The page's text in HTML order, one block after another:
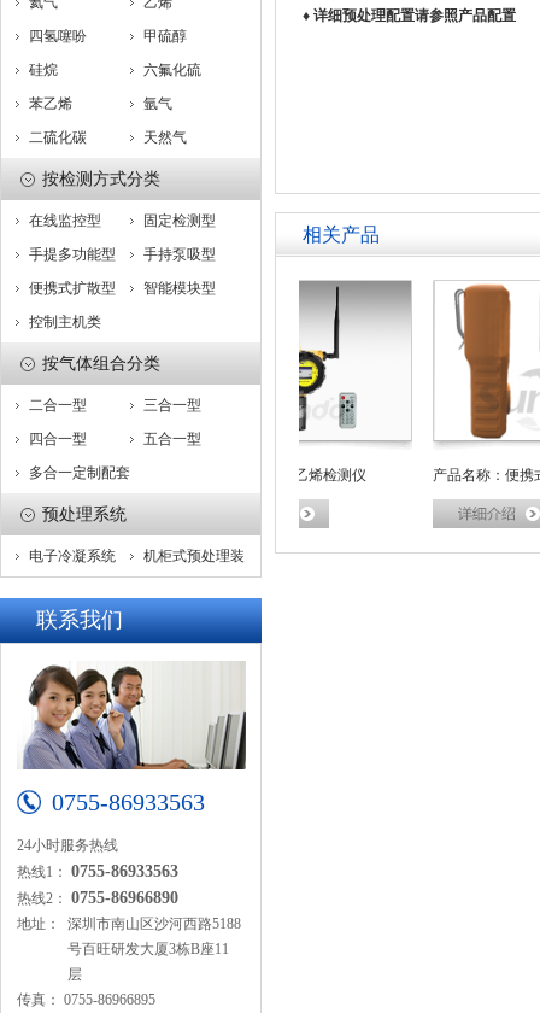
四氢噻吩
甲硫醇
硅烷
六氟化硫
苯乙烯
氩气
二硫化碳
天然气
按检测方式分类
在线监控型
固定检测型
手提多功能型
手持泵吸型
便携式扩散型
智能模块型
控制主机类
按气体组合分类
二合一型
三合一型
四合一型
五合一型
多合一定制配套
预处理系统
电子冷凝系统
机柜式预处理装
联系我们
0755-86933563
24小时服务热线
热线1： 0755-86933563
热线2： 0755-86966890
地址：
深圳市南山区沙河西路5188
号百旺研发大厦3栋B座11
层
传真： 0755-86966895
♦ 详细预处理配置请参照产品配置
相关产品
：固定式苯乙烯检测仪 产品名称：苯乙烯检测仪 产品名称：便携式